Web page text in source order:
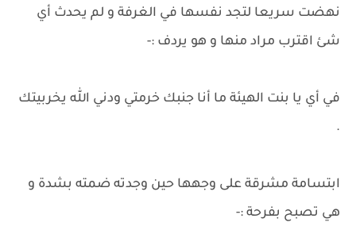
نهضت سريعا لتجد نفسها في الغرفة و لم يحدث أي
شئ اقترب مراد منها و هو يردف :-
في أي يا بنت الهيئة ما أنا جنبك خرمتي ودني الله يخربيتك
.
ابتسامة مشرقة على وجهها حين وجدته ضمته بشدة و
هي تصبح بفرحة :-